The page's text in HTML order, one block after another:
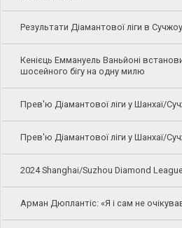
Результати Діамантової ліги в
Кенієць Еммануель Ваньйоні
шосейного бігу на одну милю
Прев'ю Діамантової ліги у Шанхаї/
Прев'ю Діамантової ліги у Шанхаї/
2024 Shanghai/Suzhou Diamond
Арман Дюплантіс: «Я і сам не